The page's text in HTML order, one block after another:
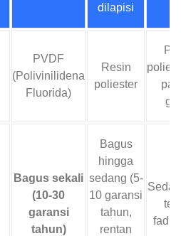
dilapisi
PVDF
(Polivinilidena
Fluorida)
Resin
poliester
Bagus sekali
(10-30
garansi
tahun)
Bagus
hingga
sedang (5-
10 garansi
tahun,
rentan